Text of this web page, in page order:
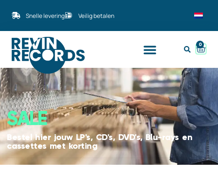
Snelle levering Veilig betalen
0
SALE
Bestel hier jouw LP's, CD's, DVD's, Blu-rays en
cassettes met korting